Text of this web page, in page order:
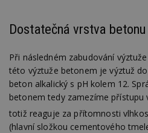
Dostatečná vrstva
Při následném zabudování
této výztuže betonem je výztuž
beton alkalický s pH kolem 12.
betonem tedy zamezíme přístupu
totiž reaguje za přítomnosti
(hlavní složkou cementového